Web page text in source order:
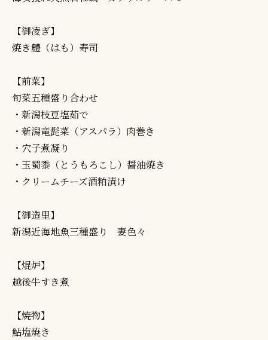
【御凌ぎ】
焼き鱧（はも）寿司
【前菜】
旬菜五種盛り合わせ
・新潟枝豆塩茹で
・新潟竜髭菜（アスパラ）肉巻き
・穴子煮凝り
・玉蜀黍（とうもろこし）醤油焼き
・クリームチーズ酒粕漬け
【御造里】
新潟近海地魚三種盛り 妻色々
【焜炉】
越後牛すき煮
【焼物】
鮎塩焼き